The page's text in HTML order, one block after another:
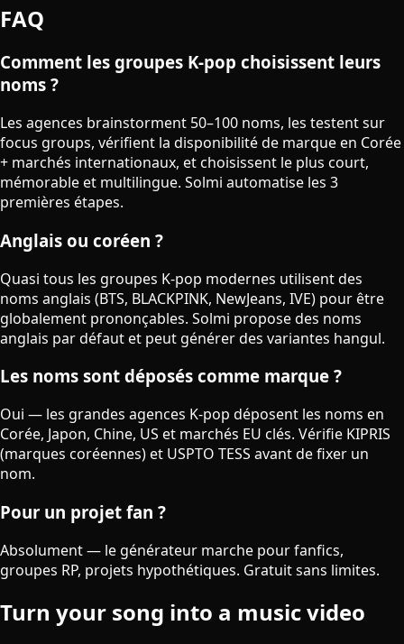
FAQ
Comment les groupes K-pop choisissent leurs
noms ?
Les agences brainstorment 50–100 noms, les testent sur
focus groups, vérifient la disponibilité de marque en Corée
+ marchés internationaux, et choisissent le plus court,
mémorable et multilingue. Solmi automatise les 3
premières étapes.
Anglais ou coréen ?
Quasi tous les groupes K-pop modernes utilisent des
noms anglais (BTS, BLACKPINK, NewJeans, IVE) pour être
globalement prononçables. Solmi propose des noms
anglais par défaut et peut générer des variantes hangul.
Les noms sont déposés comme marque ?
Oui — les grandes agences K-pop déposent les noms en
Corée, Japon, Chine, US et marchés EU clés. Vérifie KIPRIS
(marques coréennes) et USPTO TESS avant de fixer un
nom.
Pour un projet fan ?
Absolument — le générateur marche pour fanfics,
groupes RP, projets hypothétiques. Gratuit sans limites.
Turn your song into a music video